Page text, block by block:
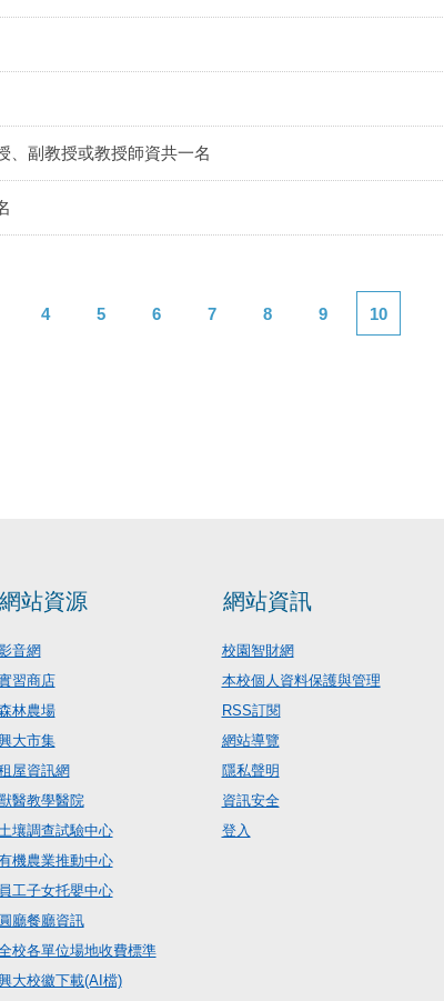
、副教授或教授師資共一名
4 5 6 7 8 9 10
網站資源
音網
習商店
林農場
大市集
屋資訊網
醫教學醫院
壤調查試驗中心
機農業推動中心
員工子女托嬰中心
圓廳餐廳資訊
校各單位場地收費標準
大校徽下載(AI檔)
網站資訊
校園智財網
本校個人資料保護與管理
RSS訂閱
網站導覽
隱私聲明
資訊安全
登入